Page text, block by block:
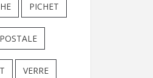
PICHET
POSTALE
VERRE